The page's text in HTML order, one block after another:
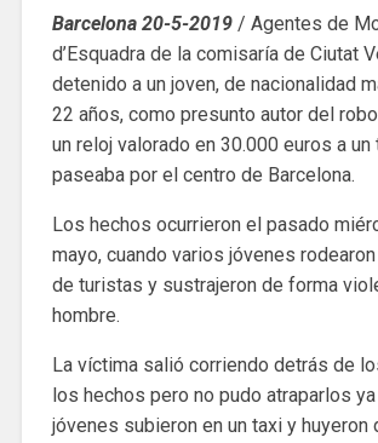
Barcelona 20-5-2019/ Agentes de
d’Esquadra de la comisaría de Ciutat
detenido a un joven, de nacionalidad
22 años, como presunto autor del
un reloj valorado en 30.000 euros a un
paseaba por el centro de Barcelona.
Los hechos ocurrieron el pasado
mayo, cuando varios jóvenes rodearon
de turistas y sustrajeron de forma
hombre.
La víctima salió corriendo detrás de
los hechos pero no pudo atraparlos
jóvenes subieron en un taxi y huyeron